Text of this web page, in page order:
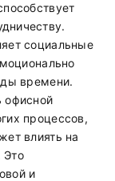
социальные
времени.
офисной
процессов,
влиять на
Это
и